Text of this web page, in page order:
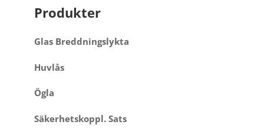
Produkter
Glas Breddningslykta
Huvlås
Ögla
Säkerhetskoppl. Sats